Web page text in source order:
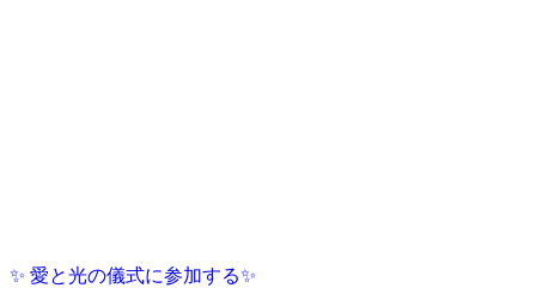
✨ 愛と光の儀式に参加する✨